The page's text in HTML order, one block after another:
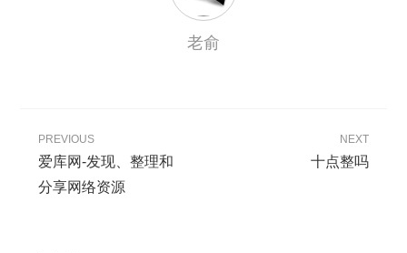
老俞
PREVIOUS
爱库网-发现、整理和
分享网络资源
NEXT
十点整吗